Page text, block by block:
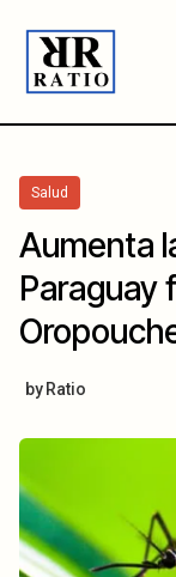
Salud
Aumenta
Paraguay
by Ratio